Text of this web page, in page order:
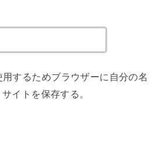
するためブラウザーに自分の名
イトを保存する。